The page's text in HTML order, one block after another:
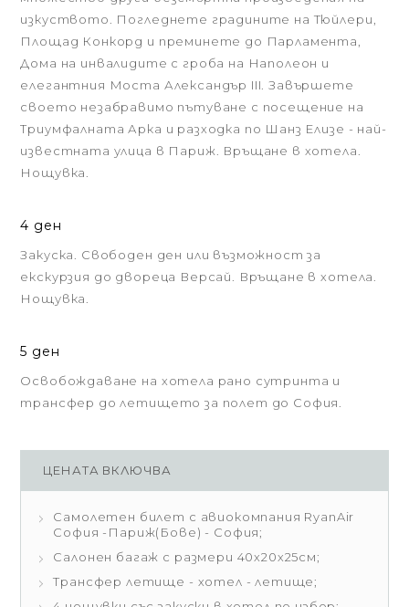
изкуството. Погледнете градините на Тюйлери,
Площад Конкорд и преминете до Парламента,
Домa на инвалидите с гроба на Наполеон и
елегантния Мостa Александър III. Завършете
своето незабравимо пътуване с посещение на
Триумфалната Арка и разходка по Шанз Елизе - най-
известната улица в Париж. Връщане в хотела.
Нощувка.
4 ден
Закуска. Свободен ден или възможност за
екскурзия до двореца Версай. Връщане в хотела.
Нощувка.
5 ден
Освобождаване на хотела рано сутринта и
трансфер до летището за полет до София.
ЦЕНАТА ВКЛЮЧВА
Самолетен билет с авиокомпания RyanAir
София -Париж(Бове) - София;
Салонен багаж с размери 40х20х25см;
Трансфер летище - хотел - летище;